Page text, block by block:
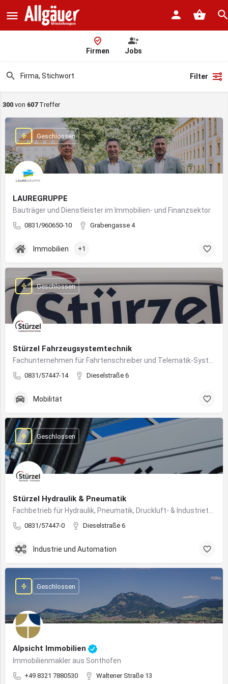
Firmen Jobs
Filter
300 von 607Treffer
LAUREGRUPPE
Bauträger und Dienstleister im Immobilien- und Finanzsektor
0831/960650-10 Grabengasse 4
Geschlossen
Immobilien +1
Stürzel Fahrzeugsystemtechnik
0831/57447-14 Dieselstraße 6
Geschlossen
Mobilität
Stürzel Hydraulik & Pneumatik
0831/57447-0 Dieselstraße 6
Geschlossen
Industrie und Automation
Alpsicht Immobilien
Immobilienmakler aus Sonthofen
+49 8321 7880530 Waltener Straße 13
Geschlossen